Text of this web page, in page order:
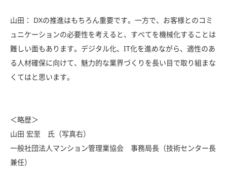
山田： DXの推進はもちろん重要です。一方で、お客様とのコミ
ュニケーションの必要性を考えると、すべてを機械化することは
難しい面もあります。デジタル化、IT化を進めながら、適性のあ
る人材確保に向けて、魅力的な業界づくりを長い目で取り組まな
くてはと思います。
＜略歴＞
山田 宏至 氏（写真右）
一般社団法人マンション管理業協会 事務局長（技術センター長
兼任）